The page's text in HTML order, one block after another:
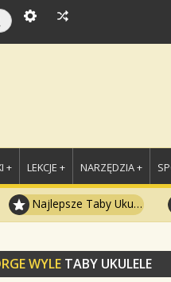
+ LEKCJE + NARZĘDZIA +
Najlepsze Taby Ukulele
WYLE TABY UKULELE